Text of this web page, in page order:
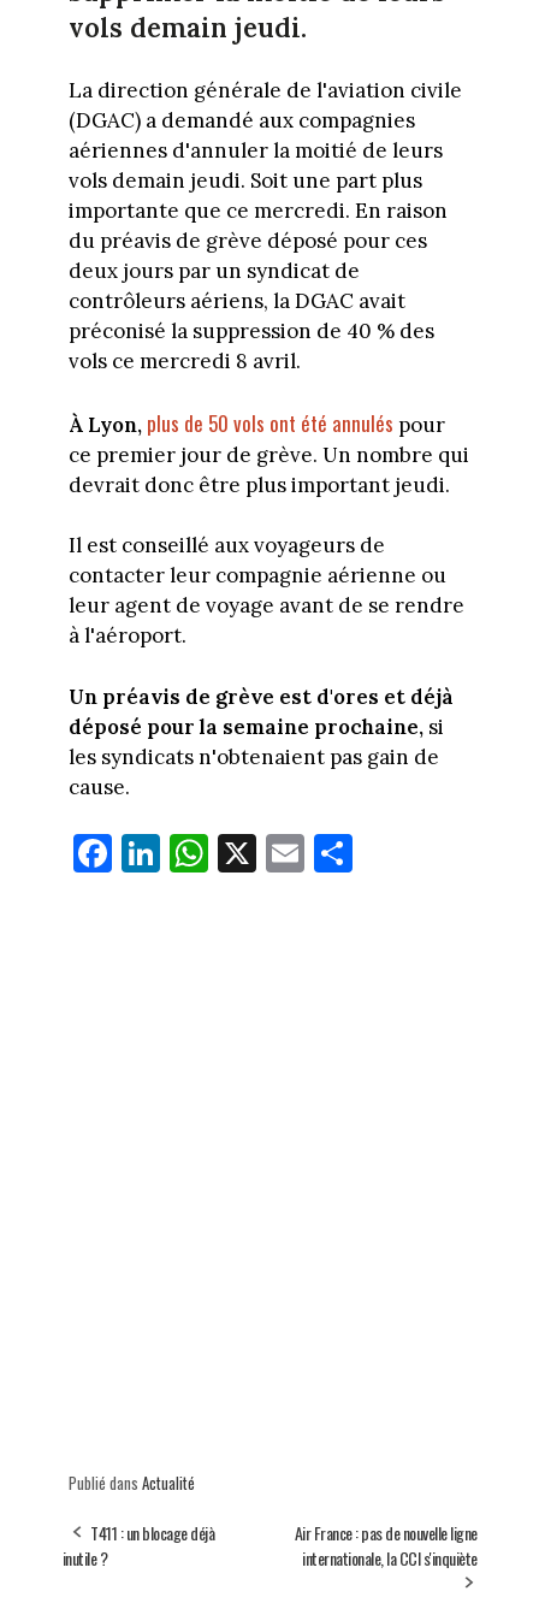
vols demain jeudi.
La direction générale de l'aviation civile
(DGAC) a demandé aux compagnies
aériennes d'annuler la moitié de leurs
vols demain jeudi. Soit une part plus
importante que ce mercredi. En raison
du préavis de grève déposé pour ces
deux jours par un syndicat de
contrôleurs aériens, la DGAC avait
préconisé la suppression de 40 % des
vols ce mercredi 8 avril.
À Lyon, plus de 50 vols ont été annulés pour
ce premier jour de grève. Un nombre qui
devrait donc être plus important jeudi.
Il est conseillé aux voyageurs de
contacter leur compagnie aérienne ou
leur agent de voyage avant de se rendre
à l'aéroport.
Un préavis de grève est d'ores et déjà
déposé pour la semaine prochaine,si
les syndicats n'obtenaient pas gain de
cause.
Fa
ce
Li
nk
W
ha
X E
m
Pa
rt
Publié dans Actualité
T411 : un blocage déjà
inutile ?
Air France : pas de nouvelle ligne
internationale, la CCI s'inquiète